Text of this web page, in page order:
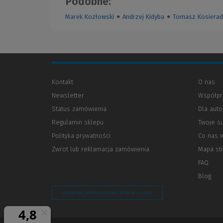
Marek Kozłowski ● Andrzej Kidyba ● Tomasz
Kontakt
Newsletter
Status zamówienia
Regulamin sklepu
Polityka prywatności
innej
Zwrot lub reklamacja zamówienia
O nas
Dla
Twoje
Co nas
Mapa
FAQ
Blog
Zarządzaj preferencjami plików cookie